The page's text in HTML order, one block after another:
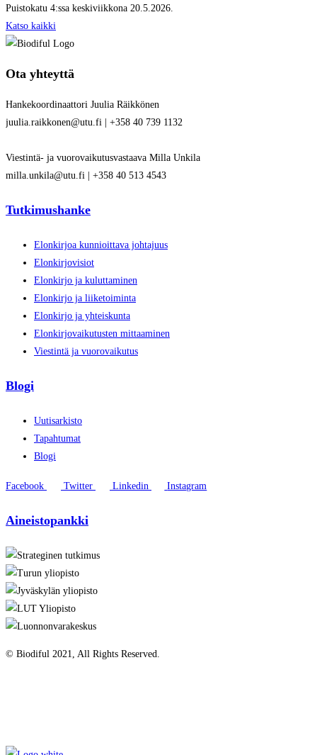
Puistokatu 4:ssa keskiviikkona 20.5.2026.
Katso kaikki
Ota yhteyttä
Hankekoordinaattori Juulia Räikkönen
juulia.raikkonen@utu.fi | +358 40 739 1132
Viestintä- ja vuorovaikutusvastaava Milla Unkila
milla.unkila@utu.fi | +358 40 513 4543
Tutkimushanke
Elonkirjoa kunnioittava johtajuus
Elonkirjovisiot
Elonkirjo ja kuluttaminen
Elonkirjo ja liiketoiminta
Elonkirjo ja yhteiskunta
Elonkirjovaikutusten mittaaminen
Viestintä ja vuorovaikutus
Blogi
Uutisarkisto
Tapahtumat
Blogi
Facebook Twitter Linkedin Instagram
Aineistopankki
© Biodiful 2021, All Rights Reserved.